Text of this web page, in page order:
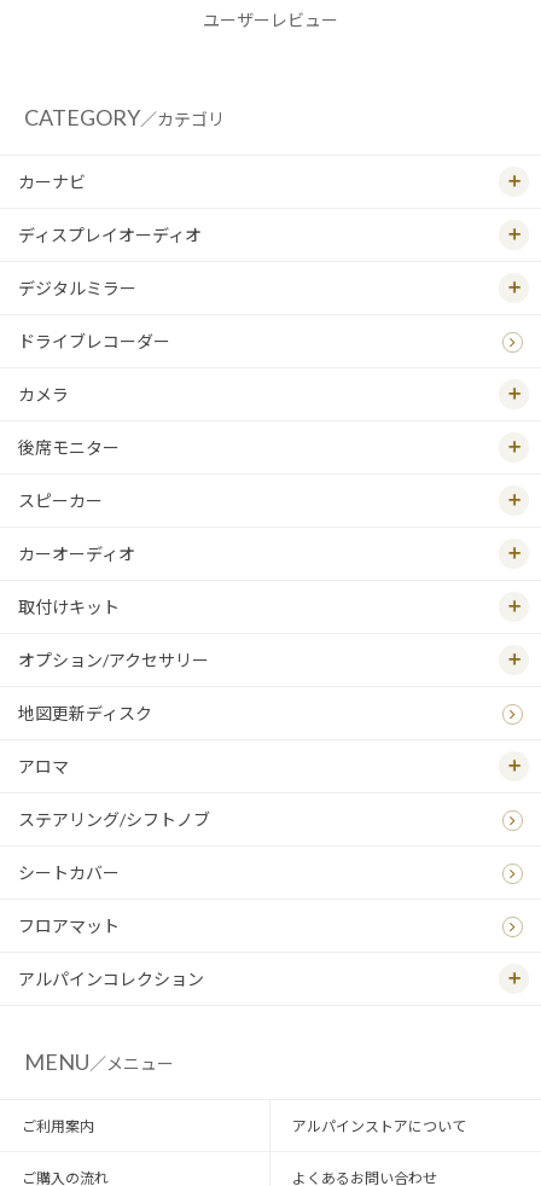
ユーザーレビュー
CATEGORY／カテゴリ
カーナビ
ディスプレイオーディオ
デジタルミラー
ドライブレコーダー
カメラ
後席モニター
スピーカー
カーオーディオ
取付けキット
オプション/アクセサリー
地図更新ディスク
アロマ
ステアリング/シフトノブ
シートカバー
フロアマット
アルパインコレクション
MENU／メニュー
ご利用案内 アルパインストアについて
ご購入の流れ よくあるお問い合わせ